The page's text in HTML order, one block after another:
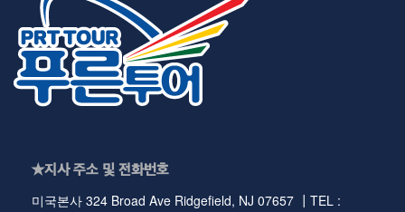
★지사 주소 및 전화번호
미국본사 324 Broad Ave Ridgefield, NJ 07657 ┃TEL :